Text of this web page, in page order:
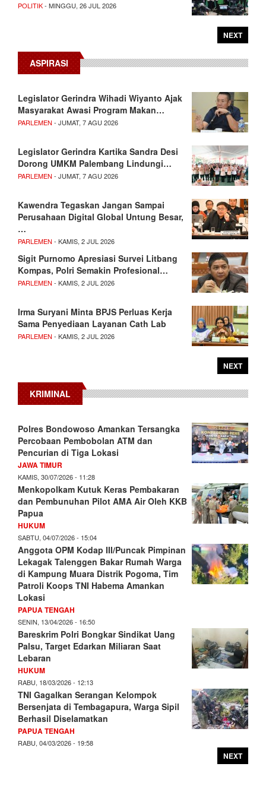
POLITIK- MINGGU, 26 JUL 2026
NEXT
ASPIRASI
Legislator Gerindra Wihadi Wiyanto Ajak
Masyarakat Awasi Program Makan…
PARLEMEN - JUMAT, 7 AGU 2026
Legislator Gerindra Kartika Sandra Desi
Dorong UMKM Palembang Lindungi…
PARLEMEN - JUMAT, 7 AGU 2026
Kawendra Tegaskan Jangan Sampai
Perusahaan Digital Global Untung Besar,
…
PARLEMEN - KAMIS, 2 JUL 2026
Sigit Purnomo Apresiasi Survei Litbang
Kompas, Polri Semakin Profesional…
PARLEMEN - KAMIS, 2 JUL 2026
Irma Suryani Minta BPJS Perluas Kerja
Sama Penyediaan Layanan Cath Lab
PARLEMEN - KAMIS, 2 JUL 2026
NEXT
KRIMINAL
Polres Bondowoso Amankan Tersangka
Percobaan Pembobolan ATM dan
Pencurian di Tiga Lokasi
JAWA TIMUR
KAMIS, 30/07/2026 - 11:28
Menkopolkam Kutuk Keras Pembakaran
dan Pembunuhan Pilot AMA Air Oleh KKB
Papua
HUKUM
SABTU, 04/07/2026 - 15:04
Anggota OPM Kodap III/Puncak Pimpinan
Lekagak Talenggen Bakar Rumah Warga
di Kampung Muara Distrik Pogoma, Tim
Patroli Koops TNI Habema Amankan
Lokasi
PAPUA TENGAH
SENIN, 13/04/2026 - 16:50
Bareskrim Polri Bongkar Sindikat Uang
Palsu, Target Edarkan Miliaran Saat
Lebaran
HUKUM
RABU, 18/03/2026 - 12:13
TNI Gagalkan Serangan Kelompok
Bersenjata di Tembagapura, Warga Sipil
Berhasil Diselamatkan
PAPUA TENGAH
RABU, 04/03/2026 - 19:58
NEXT